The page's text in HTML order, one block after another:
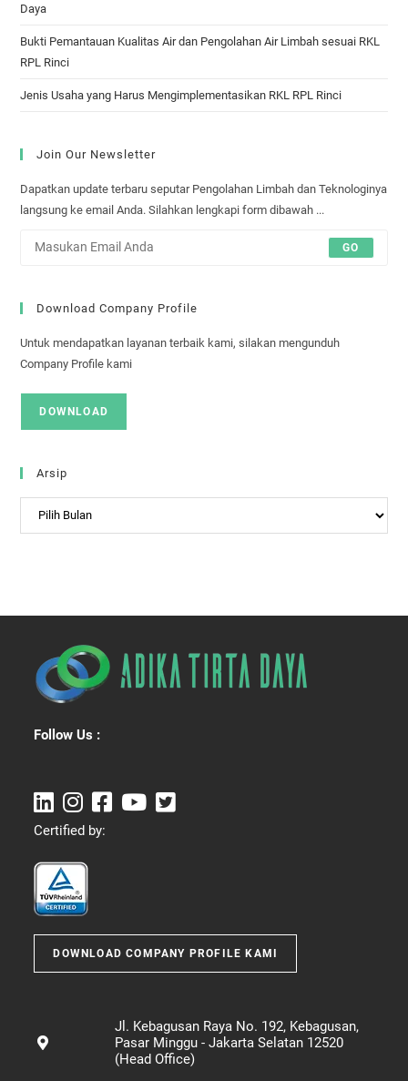
Daya
Bukti Pemantauan Kualitas Air dan Pengolahan Air Limbah sesuai RKL
RPL Rinci
Jenis Usaha yang Harus Mengimplementasikan RKL RPL Rinci
Join Our Newsletter
Dapatkan update terbaru seputar Pengolahan Limbah dan Teknologinya
langsung ke email Anda. Silahkan lengkapi form dibawah ...
GO
Download Company Profile
Untuk mendapatkan layanan terbaik kami, silakan mengunduh
Company Profile kami
DOWNLOAD
Arsip
Arsip
Follow Us :
Certified by:
DOWNLOAD COMPANY PROFILE KAMI
Jl. Kebagusan Raya No. 192, Kebagusan,
Pasar Minggu - Jakarta Selatan 12520
(Head Office)